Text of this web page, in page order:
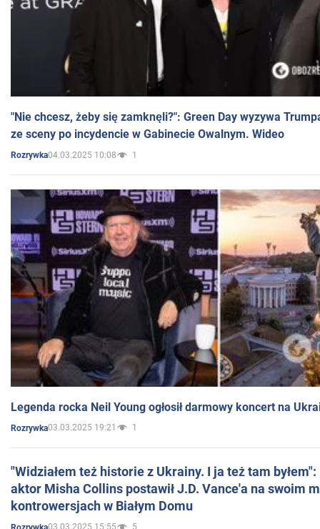
"Nie chcesz, żeby się zamknęli?": Green Day wyzywa
ze sceny po incydencie w Gabinecie Owalnym. Wideo
Rozrywka04.03.2025 10:08 1
Legenda rocka Neil Young ogłosił darmowy koncert na
Rozrywka03.03.2025 19:21 1
"Widziałem też historie z Ukrainy. I ja też tam
aktor Misha Collins postawił J.D. Vance'a na swoim
kontrowersjach w Białym Domu